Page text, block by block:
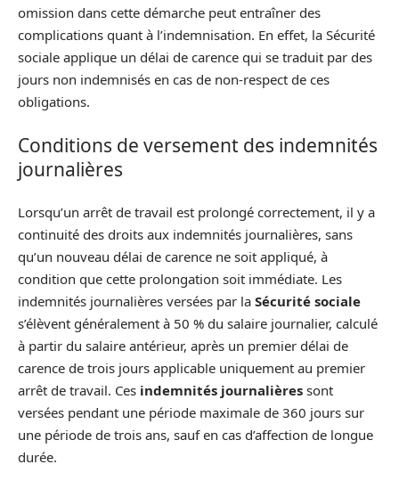
omission dans cette démarche peut entraîner des
complications quant à l’indemnisation. En effet, la Sécurité
sociale applique un délai de carence qui se traduit par des
jours non indemnisés en cas de non-respect de ces
obligations.
Conditions de versement des indemnités
journalières
Lorsqu’un arrêt de travail est prolongé correctement, il y a
continuité des droits aux indemnités journalières, sans
qu’un nouveau délai de carence ne soit appliqué, à
condition que cette prolongation soit immédiate. Les
indemnités journalières versées par la Sécurité sociale
s’élèvent généralement à 50 % du salaire journalier, calculé
à partir du salaire antérieur, après un premier délai de
carence de trois jours applicable uniquement au premier
arrêt de travail. Ces indemnités journalières sont
versées pendant une période maximale de 360 jours sur
une période de trois ans, sauf en cas d’affection de longue
durée.